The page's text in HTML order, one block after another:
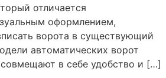
отличается
оформлением,
ворота в существующий
автоматических ворот
в себе удобство и […]